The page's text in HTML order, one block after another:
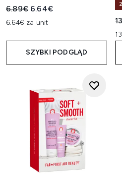
Sugerowana cena detaliczna:
6.89€ Aktualna cena:
6.64€
6.64€ za unit
SZYBKI PODGLĄD